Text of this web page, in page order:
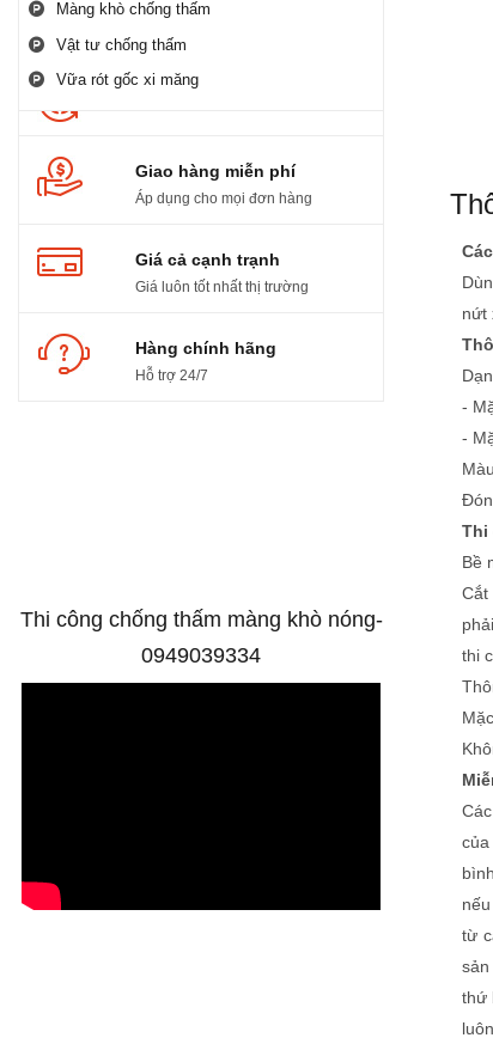
Màng khò chống thấm
Vật tư chống thấm
Vữa rót gốc xi măng
Bảo hành trọn đời
Giao hàng miễn phí
Áp dụng cho mọi đơn hàng
Giá cả cạnh trạnh
Giá luôn tốt nhất thị trường
Hàng chính hãng
Hỗ trợ 24/7
Thi công chống thấm màng khò nóng-
0949039334
nứt
-
-
Thi
Bề
Cắt
thi
từ
thứ